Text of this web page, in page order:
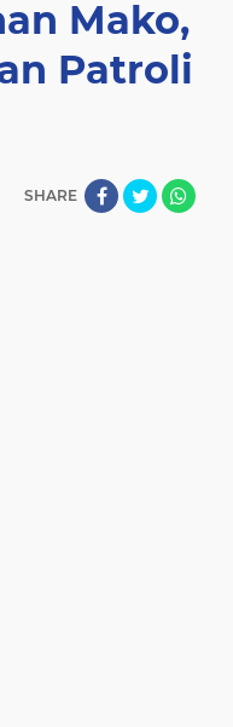
Mako,
Patroli
SHARE